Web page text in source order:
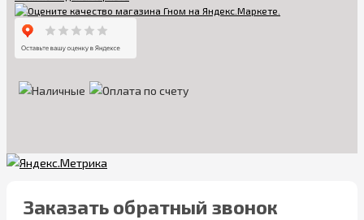
Заказать обратный звонок